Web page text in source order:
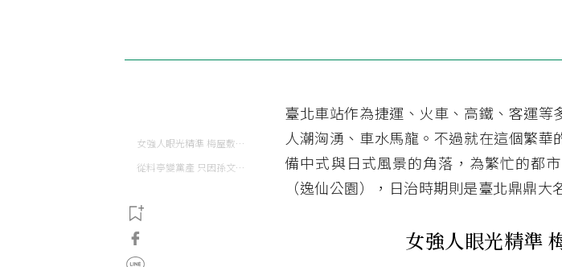
女強人眼光精準 梅屋敷名揚四海
從料亭變黨產 只因孫文曾短暫用餐
臺北車站作為捷運、火車、高鐵、客運
人潮洶湧、車水馬龍。不過就在這個繁
備中式與日式風景的角落，為繁忙的都
（逸仙公園），日治時期則是臺北鼎鼎
女強人眼光精準